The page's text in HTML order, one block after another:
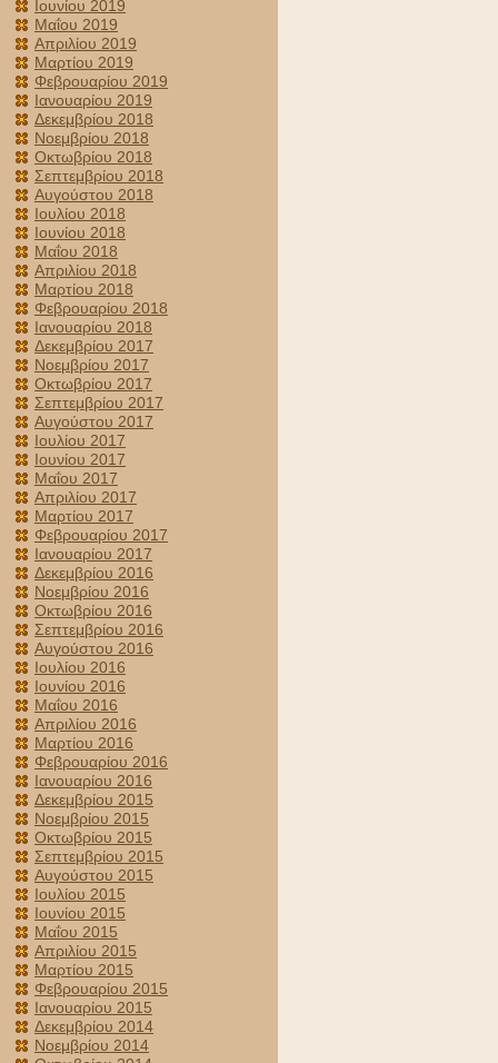
Ιουνίου 2019
Μαΐου 2019
Απριλίου 2019
Μαρτίου 2019
Φεβρουαρίου 2019
Ιανουαρίου 2019
Δεκεμβρίου 2018
Νοεμβρίου 2018
Οκτωβρίου 2018
Σεπτεμβρίου 2018
Αυγούστου 2018
Ιουλίου 2018
Ιουνίου 2018
Μαΐου 2018
Απριλίου 2018
Μαρτίου 2018
Φεβρουαρίου 2018
Ιανουαρίου 2018
Δεκεμβρίου 2017
Νοεμβρίου 2017
Οκτωβρίου 2017
Σεπτεμβρίου 2017
Αυγούστου 2017
Ιουλίου 2017
Ιουνίου 2017
Μαΐου 2017
Απριλίου 2017
Μαρτίου 2017
Φεβρουαρίου 2017
Ιανουαρίου 2017
Δεκεμβρίου 2016
Νοεμβρίου 2016
Οκτωβρίου 2016
Σεπτεμβρίου 2016
Αυγούστου 2016
Ιουλίου 2016
Ιουνίου 2016
Μαΐου 2016
Απριλίου 2016
Μαρτίου 2016
Φεβρουαρίου 2016
Ιανουαρίου 2016
Δεκεμβρίου 2015
Νοεμβρίου 2015
Οκτωβρίου 2015
Σεπτεμβρίου 2015
Αυγούστου 2015
Ιουλίου 2015
Ιουνίου 2015
Μαΐου 2015
Απριλίου 2015
Μαρτίου 2015
Φεβρουαρίου 2015
Ιανουαρίου 2015
Δεκεμβρίου 2014
Νοεμβρίου 2014